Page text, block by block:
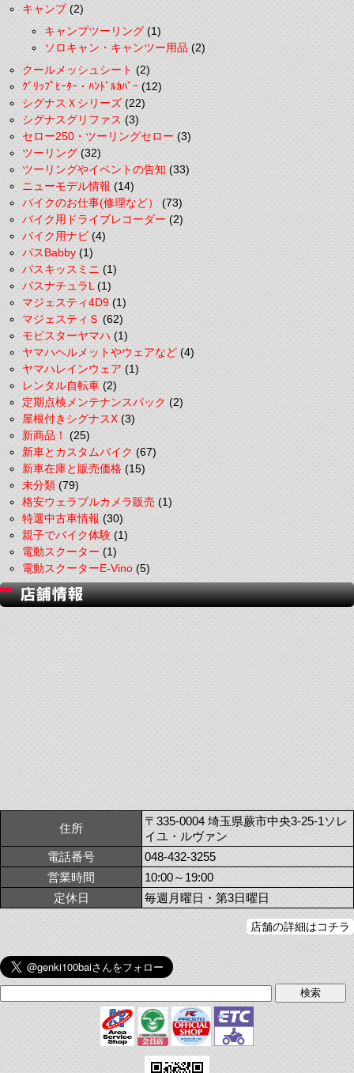
キャンプ(2)
キャンプツーリング(1)
ソロキャン・キャンツー用品(2)
クールメッシュシート(2)
ｸﾞﾘｯﾌﾟﾋｰﾀｰ・ﾊﾝﾄﾞﾙｶﾊﾞｰ(12)
シグナスＸシリーズ(22)
シグナスグリファス(3)
セロー250・ツーリングセロー(3)
ツーリング(32)
ツーリングやイベントの告知(33)
ニューモデル情報(14)
バイクのお仕事(修理など）(73)
バイク用ドライブレコーダー(2)
バイク用ナビ(4)
パスBabby(1)
パスキッスミニ(1)
パスナチュラL(1)
マジェスティ4D9(1)
マジェスティＳ(62)
モビスターヤマハ(1)
ヤマハヘルメットやウェアなど(4)
ヤマハレインウェア(1)
レンタル自転車(2)
定期点検メンテナンスパック(2)
屋根付きシグナスX(3)
新商品！(25)
新車とカスタムバイク(67)
新車在庫と販売価格(15)
未分類(79)
格安ウェラブルカメラ販売(1)
特選中古車情報(30)
親子でバイク体験(1)
電動スクーター(1)
電動スクーターE-Vino(5)
住所
〒335-0004 埼玉県蕨市中央3-25-1ソレ
イユ・ルヴァン
電話番号
048-432-3255
営業時間
10:00～19:00
定休日
毎週月曜日・第3日曜日
店舗の詳細はコチラ